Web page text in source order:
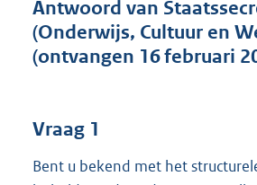
:
4
1
Antwoord van
(Onderwijs, Cultuur en
(ontvangen 16 februari
Vraag 1
Bent u bekend met het